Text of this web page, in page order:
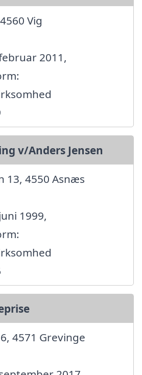
Vig
2011,
v/Anders Jensen
13, 4550 Asnæs
1999,
4571 Grevinge